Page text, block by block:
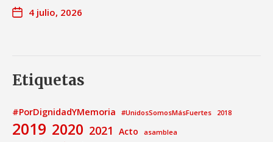
4 julio, 2026
Etiquetas
#PorDignidadYMemoria #UnidosSomosMásFuertes 2018
2019 2020 2021 Acto asamblea